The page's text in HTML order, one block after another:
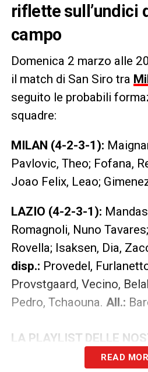
riflette sull’undici
campo
Domenica 2 marzo alle
il match di San Siro tra
seguito le probabili
squadre:
MILAN (4-2-3-1):
Pavlovic, Theo; Fofana,
Joao Felix, Leao;
LAZIO (4-2-3-1):
Romagnoli, Nuno
Rovella; Isaksen, Dia,
disp.: Provedel,
Provstgaard, Vecino,
Pedro, Tchaouna. All.:
LA PLAYLIST DELLE
READ